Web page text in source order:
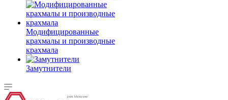
Модифицированные
крахмалы и производные
крахмала
Замутнители